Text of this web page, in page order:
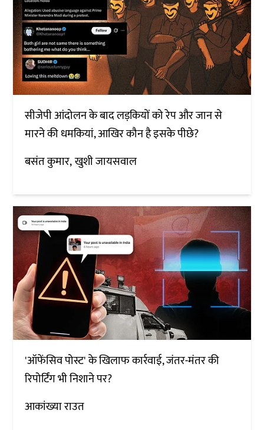
सीजेपी आंदोलन के बाद लड़कियों को रेप और जान से
मारने की धमकियां, आखिर कौन है इसके पीछे?
बसंत कुमार खुशी जायसवाल
'ऑफेंसिव पोस्ट' के खिलाफ कार्रवाई, जंतर-मंतर की
रिपोर्टिंग भी निशाने पर?
आकांख्या राउत